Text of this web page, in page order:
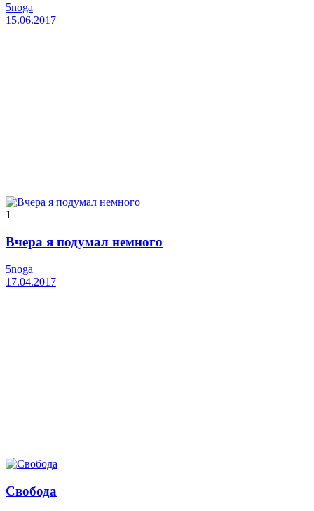
5noga
15.06.2017
1
Вчера я подумал немного
5noga
17.04.2017
Свобода